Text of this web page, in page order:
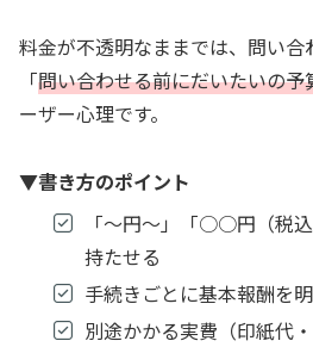
料金が不透明なままでは、問い合
「問い合わせる前にだいたいの予
ーザー心理です。
▼書き方のポイント
「～円～」「○○円（税
持たせる
手続きごとに基本報酬を
別途かかる実費（印紙代